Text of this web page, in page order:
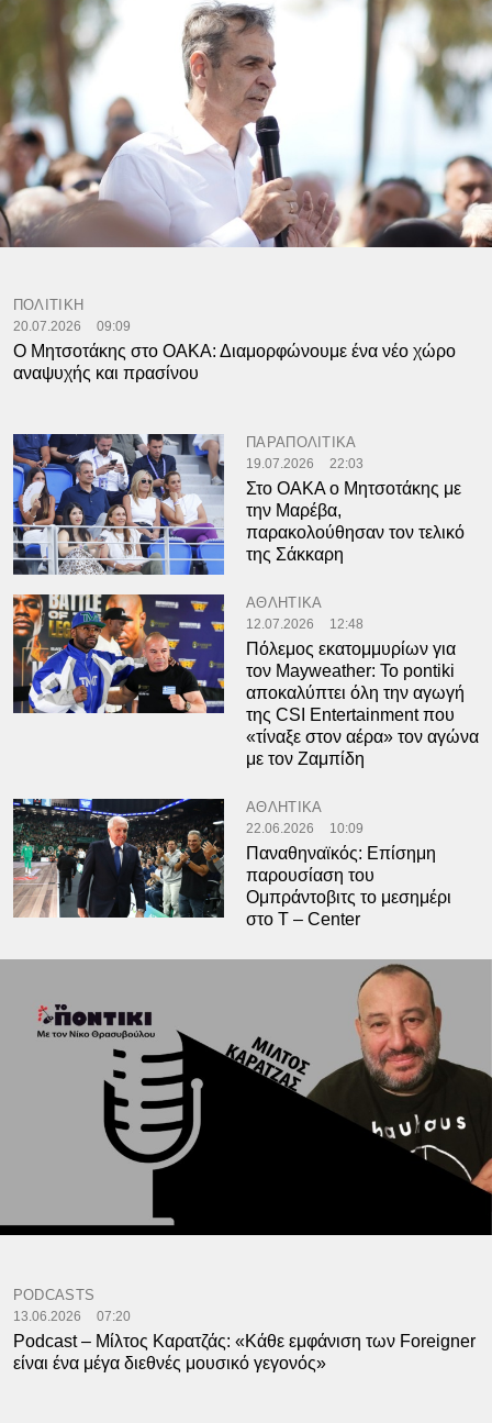
ΠΟΛΙΤΙΚΗ
20.07.2026 09:09
Ο Μητσοτάκης στο ΟΑΚΑ: Διαμορφώνουμε ένα νέο χώρο
αναψυχής και πρασίνου
ΠΑΡΑΠΟΛΙΤΙΚΑ
19.07.2026 22:03
Στο ΟΑΚΑ ο Μητσοτάκης με
την Μαρέβα,
παρακολούθησαν τον τελικό
της Σάκκαρη
ΑΘΛΗΤΙΚΑ
12.07.2026 12:48
Πόλεμος εκατομμυρίων για
τον Mayweather: Το pontiki
αποκαλύπτει όλη την αγωγή
της CSI Entertainment που
«τίναξε στον αέρα» τον αγώνα
με τον Ζαμπίδη
ΑΘΛΗΤΙΚΑ
22.06.2026 10:09
Παναθηναϊκός: Επίσημη
παρουσίαση του
Ομπράντοβιτς το μεσημέρι
στο T – Center
PODCASTS
13.06.2026 07:20
Podcast – Μίλτος Καρατζάς: «Κάθε εμφάνιση των Foreigner
είναι ένα μέγα διεθνές μουσικό γεγονός»